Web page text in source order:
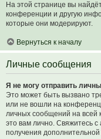
На этой странице вы
конференции и другую
которые они модерируют.
Вернуться к началу
Личные сообщения
Я не могу отправить
Это может быть вызвано
или не вошли на
личных сообщений на всей
это вам лично. Свяжитесь
получения